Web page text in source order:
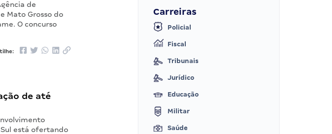
de
Mato Grosso do
O concurso
de até
Sul está ofertando
Carreiras
Policial
Fiscal
Tribunais
Jurídico
Educação
Militar
Saúde